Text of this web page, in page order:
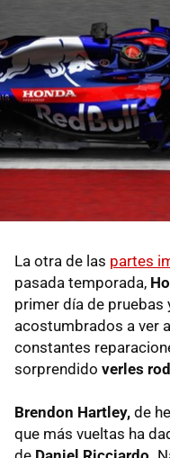
La otra de las partes
pasada temporada,
primer día de pruebas
acostumbrados a ver
constantes
sorprendido verles
Brendon Hartley, de
que más vueltas ha